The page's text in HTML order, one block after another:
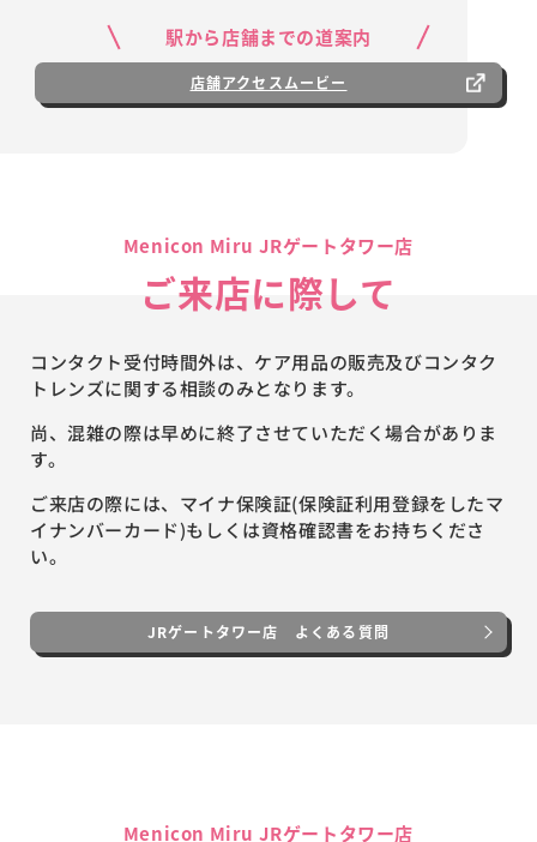
駅から店舗までの道案内
店舗アクセスムービー
Menicon Miru JRゲートタワー店
ご来店に際して
コンタクト受付時間外は、ケア用品の販売及びコンタク
トレンズに関する相談のみとなります。
尚、混雑の際は早めに終了させていただく場合がありま
す。
ご来店の際には、マイナ保険証(保険証利用登録をしたマ
イナンバーカード)もしくは資格確認書をお持ちくださ
い。
JRゲートタワー店 よくある質問
Menicon Miru JRゲートタワー店